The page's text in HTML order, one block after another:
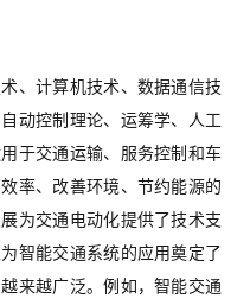
、计算机技术、数据通信技
动控制理论、运筹学、人工
于交通运输、服务控制和车
率、改善环境、节约能源的
为交通电动化提供了技术支
智能交通系统的应用奠定了
来越广泛。例如，智能交通